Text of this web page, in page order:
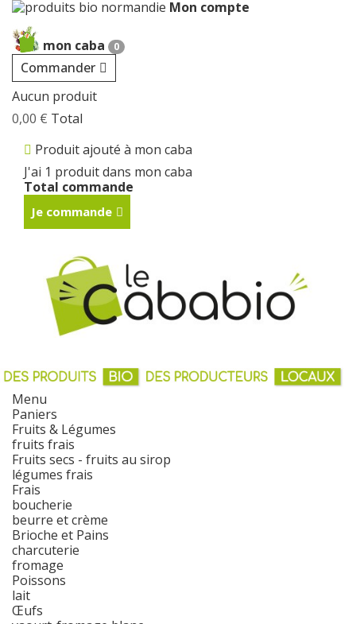
Mon compte
mon caba 0
Commander
Aucun produit
0,00 € Total
Produit ajouté à mon caba
J'ai 1 produit dans mon caba
Total commande
Je commande
Menu
Paniers
Fruits & Légumes
fruits frais
Fruits secs - fruits au sirop
légumes frais
Frais
boucherie
beurre et crème
Brioche et Pains
charcuterie
fromage
Poissons
lait
Œufs
Cookies management panel